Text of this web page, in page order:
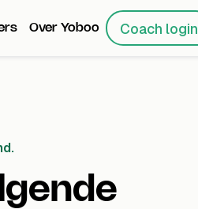
Over Yoboo Coach login